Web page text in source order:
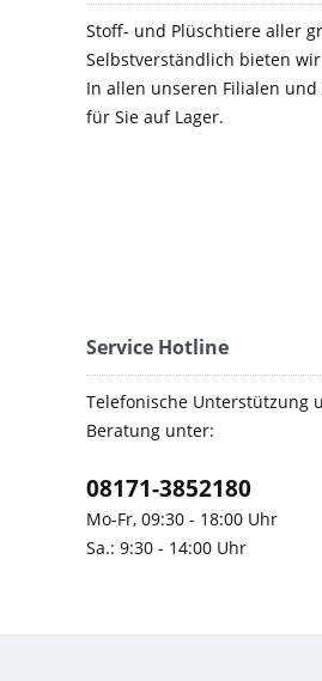
Stoff- und Plüschtiere aller
Selbstverständlich bieten
In allen unseren Filialen
für Sie auf Lager.
Service Hotline
Telefonische Unterstützung
Beratung unter:
08171-3852180
Mo-Fr, 09:30 - 18:00 Uhr
Sa.: 9:30 - 14:00 Uhr